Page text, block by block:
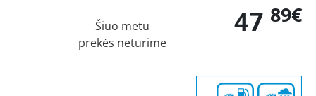
47 89€
Šiuo metu
prekės neturime